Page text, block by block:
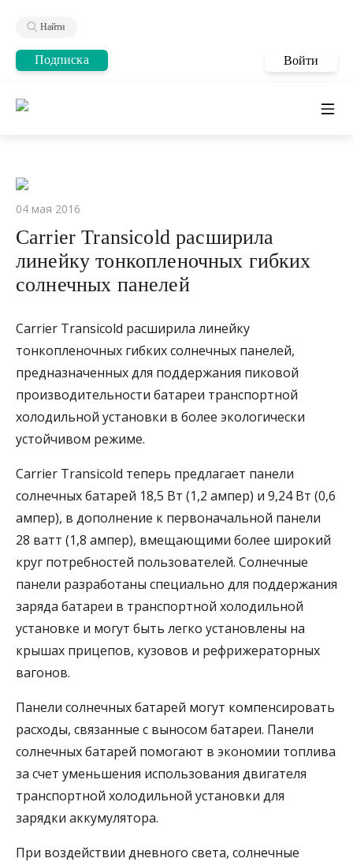
Найти
Подписка Войти
04 мая 2016
Carrier Transicold расширила
линейку тонкопленочных гибких
солнечных панелей
Carrier Transicold расширила линейку
тонкопленочных гибких солнечных панелей,
предназначенных для поддержания пиковой
производительности батареи транспортной
холодильной установки в более экологически
устойчивом режиме.
Carrier Transicold теперь предлагает панели
солнечных батарей 18,5 Вт (1,2 ампер) и 9,24 Вт (0,6
ампер), в дополнение к первоначальной панели
28 ватт (1,8 ампер), вмещающими более широкий
круг потребностей пользователей. Солнечные
панели разработаны специально для поддержания
заряда батареи в транспортной холодильной
установке и могут быть легко установлены на
крышах прицепов, кузовов и рефрижераторных
вагонов.
Панели солнечных батарей могут компенсировать
расходы, связанные с выносом батареи. Панели
солнечных батарей помогают в экономии топлива
за счет уменьшения использования двигателя
транспортной холодильной установки для
зарядки аккумулятора.
При воздействии дневного света, солнечные